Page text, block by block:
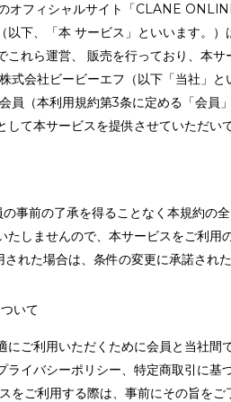
オフィシャルサイト「CLANE
以下、「本 サービス」といいます
これら運営、 販売を行っており、本
式会社ビービーエフ（以下「当社」
員（本利用規約第3条に定める「会
て本サービスを提供させていただい
事前の了承を得ることなく本規約
しませんので、本サービスをご利用
れた場合は、条件の変更に承諾され
いて
ご利用いただくために会員と当社
ライバシーポリシー、特定商取引に
をご利用する際は、事前にその旨をご